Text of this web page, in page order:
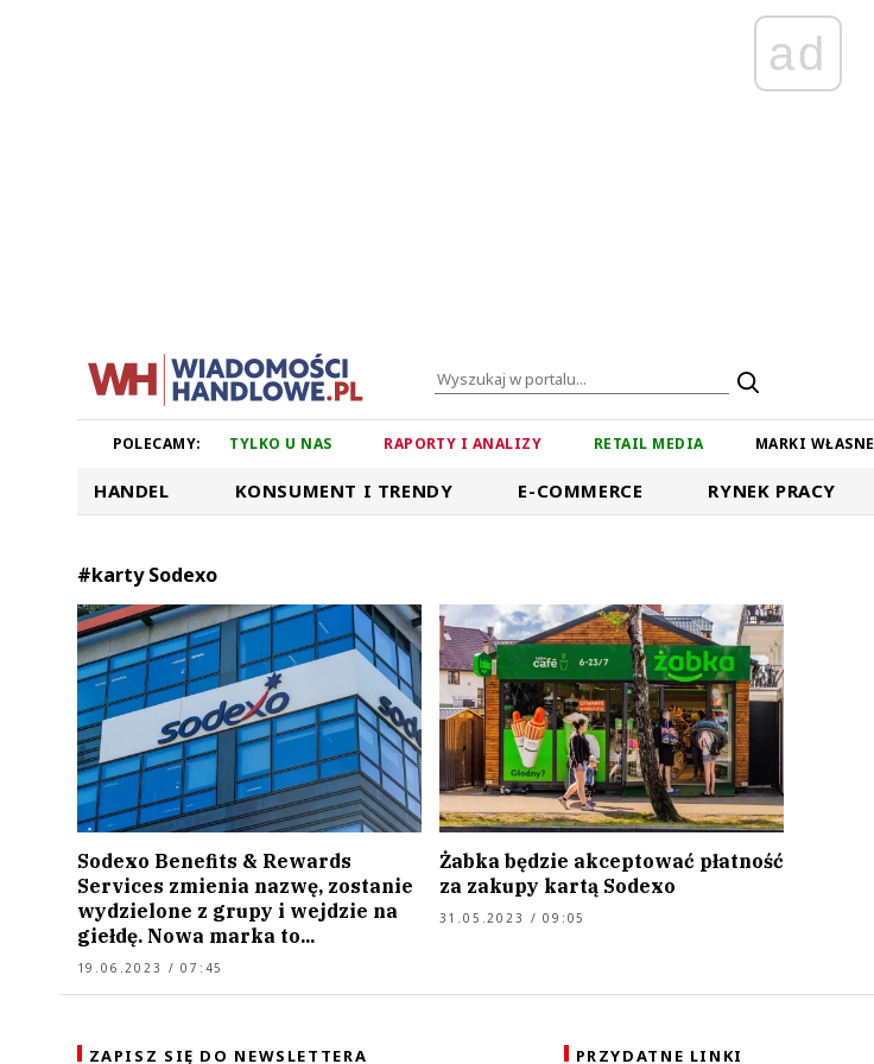
ad
POLECAMY: TYLKO U NAS RAPORTY I ANALIZY RETAIL MEDIA MARKI WŁASNE
HANDEL KONSUMENT I TRENDY E-COMMERCE RYNEK PRACY
#karty Sodexo
Sodexo Benefits & Rewards
Services zmienia nazwę, zostanie
wydzielone z grupy i wejdzie na
giełdę. Nowa marka to...
19.06.2023 / 07:45
Żabka będzie akceptować płatność
za zakupy kartą Sodexo
31.05.2023 / 09:05
ZAPISZ SIĘ DO NEWSLETTERA PRZYDATNE LINKI